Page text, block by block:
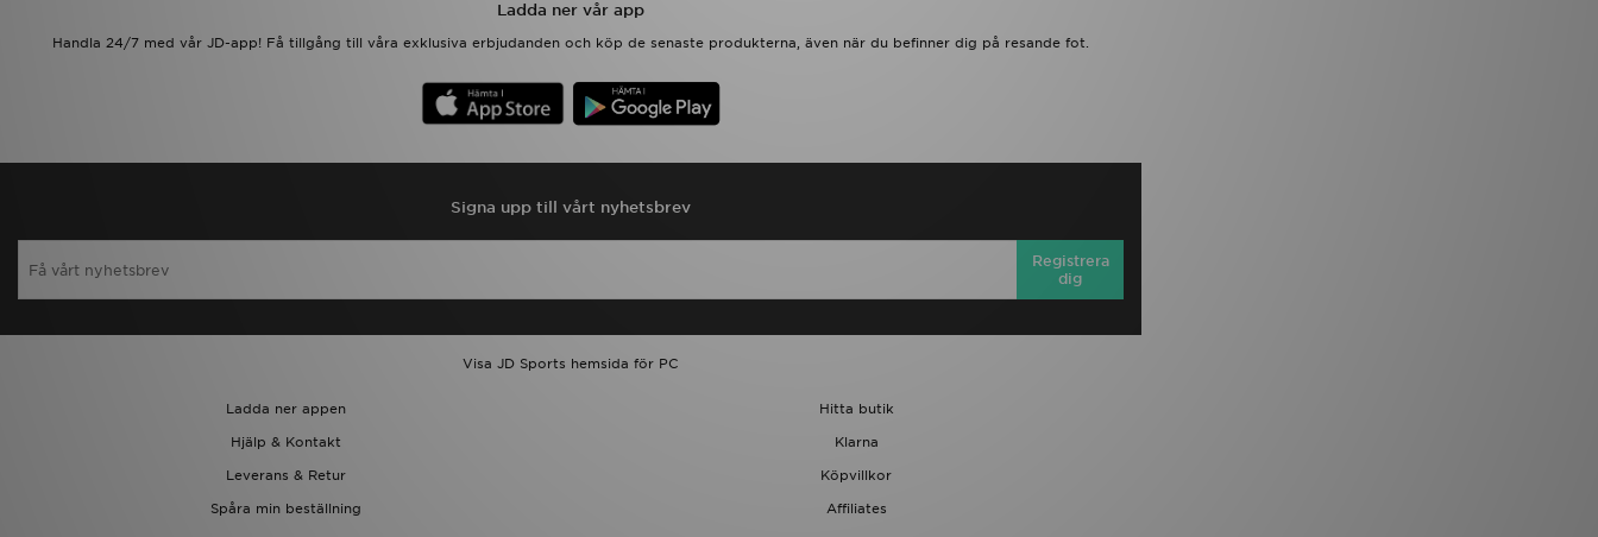
Ladda ner vår app
Handla 24/7 med vår JD-app! Få tillgång till våra exklusiva erbjudanden och köp de senaste produkterna, även när du befinner dig på resande fot.
Signa upp till vårt nyhetsbrev
Registrera
dig
Visa JD Sports hemsida för PC
Ladda ner appen
Hitta butik
Hjälp & Kontakt
Klarna
Leverans & Retur
Köpvillkor
Spåra min beställning
Affiliates